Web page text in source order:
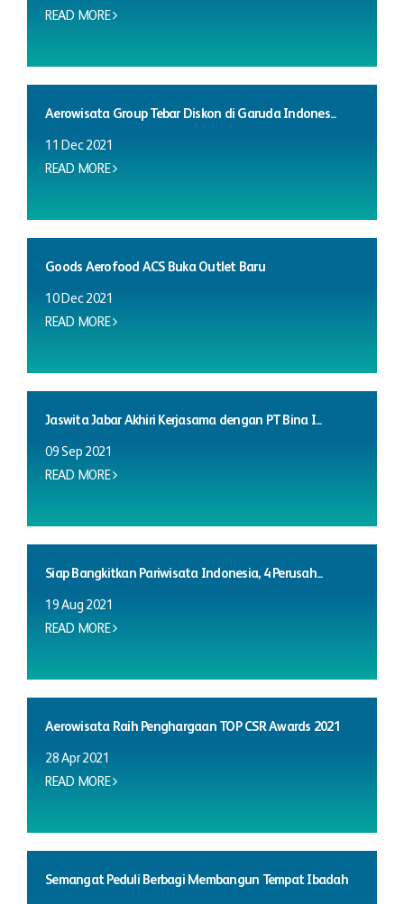
READ MORE
Aerowisata Group Tebar Diskon di Garuda Indones...
11 Dec 2021
READ MORE
Goods Aerofood ACS Buka Outlet Baru
10 Dec 2021
READ MORE
Jaswita Jabar Akhiri Kerjasama dengan PT Bina I...
09 Sep 2021
READ MORE
Siap Bangkitkan Pariwisata Indonesia, 4 Perusah...
19 Aug 2021
READ MORE
Aerowisata Raih Penghargaan TOP CSR Awards 2021
28 Apr 2021
READ MORE
Semangat Peduli Berbagi Membangun Tempat Ibadah